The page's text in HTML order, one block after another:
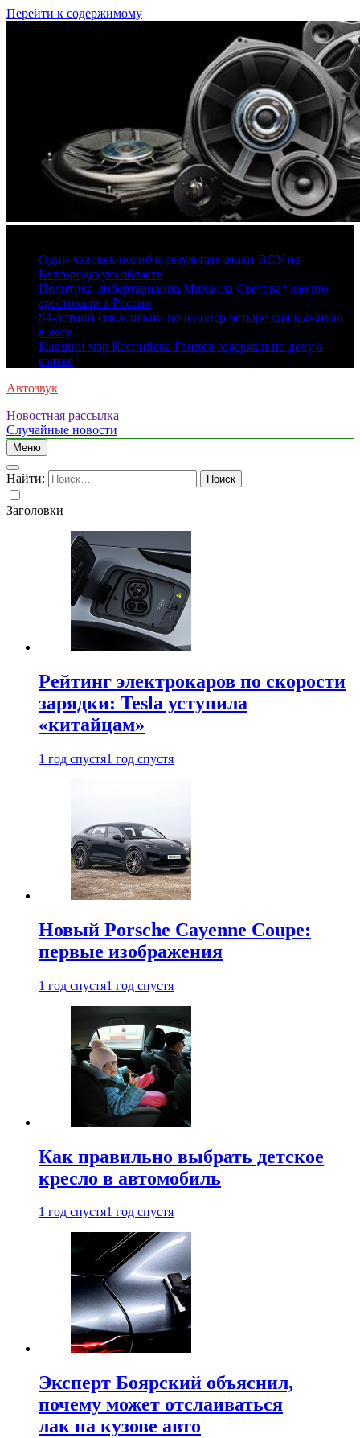
Перейти к содержимому
Один человек погиб в результате атаки ВСУ на
Белгородскую область
Политика-либертарианца Михаила Светова* заочно
арестовали в России
84-летний смоленский пенсионер четыре дня выживал
в лесу
Бывший мэр Каспийска Гонцов задержан по делу о
взятке
Автозвук
Новостная рассылка
Случайные новости
Меню
Найти:
Заголовки
Рейтинг электрокаров по скорости
зарядки: Tesla уступила
«китайцам»
1 год спустя1 год спустя
Новый Porsche Cayenne Coupe:
первые изображения
1 год спустя1 год спустя
Как правильно выбрать детское
кресло в автомобиль
1 год спустя1 год спустя
Эксперт Боярский объяснил,
почему может отслаиваться
лак на кузове авто